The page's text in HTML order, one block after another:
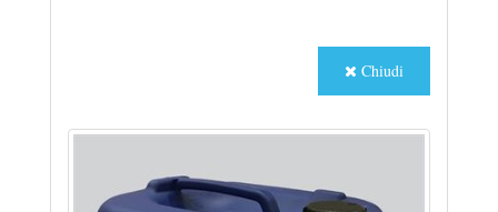
Chiudi